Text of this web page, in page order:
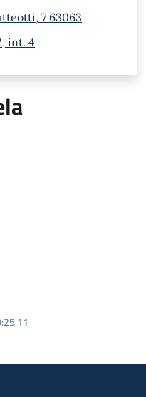
7 63063
int. 4